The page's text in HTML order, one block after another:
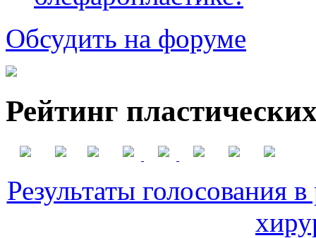
Обсудить на форуме
Рейтинг
Результаты голосования